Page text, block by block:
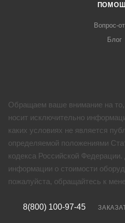
Вопрос-
Блог
Обращаем ваше внимание на
носит исключительно
каких условиях не является
определяемой положениями
кодекса Российской
информации о стоимости
пожалуйста, обращайтесь к
8(800) 100-97-45